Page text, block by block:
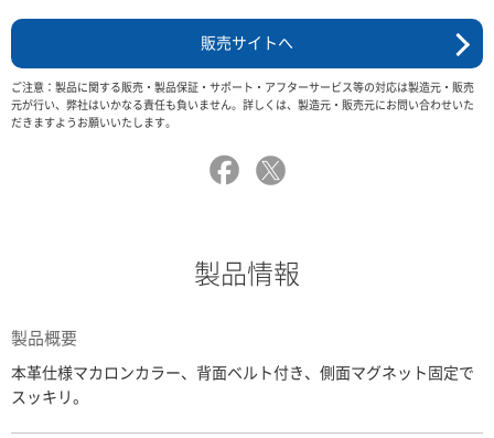
販売サイトへ
ご注意：製品に関する販売・製品保証・サポート・アフターサービス等の対応は製造元・販売
元が行い、弊社はいかなる責任も負いません。詳しくは、製造元・販売元にお問い合わせいた
だきますようお願いいたします。
製品情報
製品概要
本革仕様マカロンカラー、背面ベルト付き、側面マグネット固定で
スッキリ。